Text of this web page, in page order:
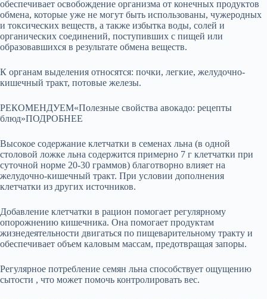
обеспечивает освобождение организма от конечных продуктов
обмена, которые уже не могут быть использованы, чужеродных
и токсических веществ, а также избытка воды, солей и
органических соединений, поступивших с пищей или
образовавшихся в результате обмена веществ.
К органам выделения относятся: почки, легкие, желудочно-
кишечный тракт, потовые железы.
РЕКОМЕНДУЕМ«Полезные свойства авокадо: рецепты
блюд»ПОДРОБНЕЕ
Высокое содержание клетчатки в семенах льна (в одной
столовой ложке льна содержится примерно 7 г клетчатки при
суточной норме 20-30 граммов) благотворно влияет на
желудочно-кишечный тракт. При условии дополнения
клетчатки из других источников.
Добавление клетчатки в рацион помогает регулярному
опорожнению кишечника. Она помогает продуктам
жизнедеятельности двигаться по пищеварительному тракту и
обеспечивает объем каловым массам, предотвращая запоры.
Регулярное потребление семян льна способствует ощущению
сытости , что может помочь контролировать вес.